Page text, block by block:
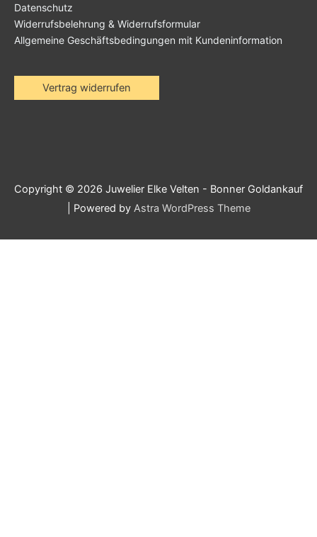
Datenschutz
Widerrufsbelehrung & Widerrufsformular
Allgemeine Geschäftsbedingungen mit Kundeninformation
Vertrag widerrufen
Copyright © 2026 Juwelier Elke Velten - Bonner Goldankauf
| Powered by Astra WordPress Theme